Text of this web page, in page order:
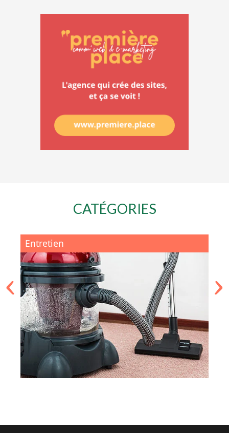
CATÉGORIES
Entretien